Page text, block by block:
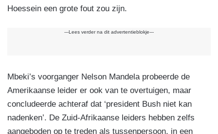
Hoessein een grote fout zou zijn.
---Lees verder na dit advertentieblokje---
Mbeki’s voorganger Nelson Mandela probeerde de
Amerikaanse leider er ook van te overtuigen, maar
concludeerde achteraf dat ‘president Bush niet kan
nadenken’. De Zuid-Afrikaanse leiders hebben zelfs
aangeboden op te treden als tussenpersoon, in een